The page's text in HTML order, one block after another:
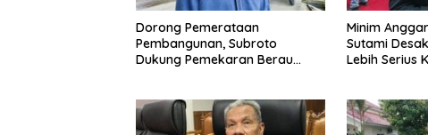
Dorong Pemerataan
Pembangunan, Subroto
Dukung Pemekaran Berau
Minim
Sutami
Lebih Serius